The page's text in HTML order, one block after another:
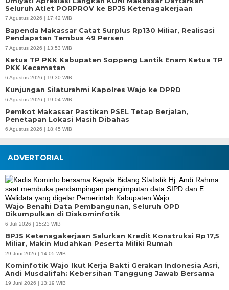
Seluruh Atlet PORPROV ke BPJS Ketenagakerjaan
7 Agustus 2026 | 17:42 WIB
Bapenda Makassar Catat Surplus Rp130 Miliar, Realisasi
Pendapatan Tembus 49 Persen
7 Agustus 2026 | 13:53 WIB
Ketua TP PKK Kabupaten Soppeng Lantik Enam Ketua TP
PKK Kecamatan
6 Agustus 2026 | 19:30 WIB
Kunjungan Silaturahmi Kapolres Wajo ke DPRD
6 Agustus 2026 | 19:04 WIB
Pemkot Makassar Pastikan PSEL Tetap Berjalan,
Penetapan Lokasi Masih Dibahas
6 Agustus 2026 | 18:45 WIB
ADVERTORIAL
Wajo Benahi Data Pembangunan, Seluruh OPD
Dikumpulkan di Diskominfotik
6 Juli 2026 | 15:23 WIB
BPJS Ketenagakerjaan Salurkan Kredit Konstruksi Rp17,5
Miliar, Makin Mudahkan Peserta Miliki Rumah
29 Juni 2026 | 14:05 WIB
Kominfotik Wajo Ikut Kerja Bakti Gerakan Indonesia Asri,
Andi Musdalifah: Kebersihan Tanggung Jawab Bersama
19 Juni 2026 | 13:19 WIB